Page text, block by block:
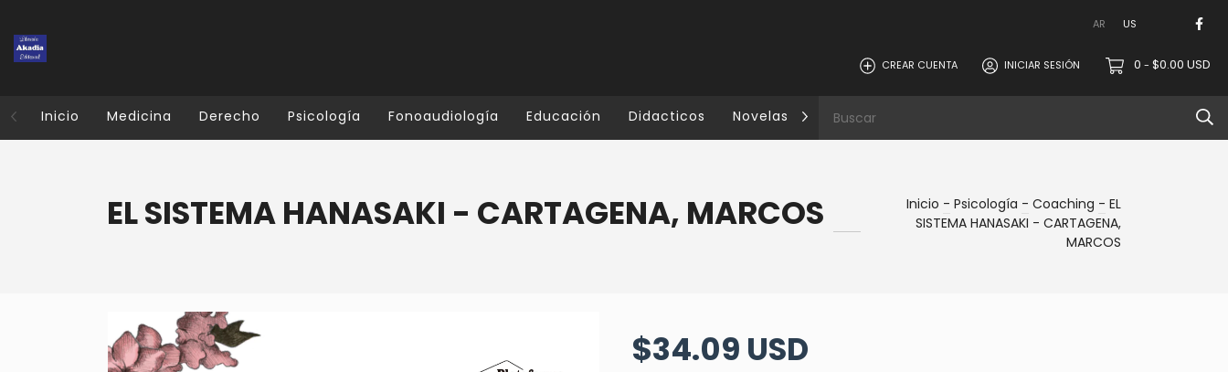
AR US
CREAR CUENTA INICIAR SESIÓN 0 - $0.00 USD
Inicio Medicina Derecho Psicología Fonoaudiología Educación Didacticos Novelas Contacto
EL SISTEMA HANASAKI - CARTAGENA, MARCOS Inicio - Psicología - Coaching - EL
SISTEMA HANASAKI - CARTAGENA,
MARCOS
$34.09 USD